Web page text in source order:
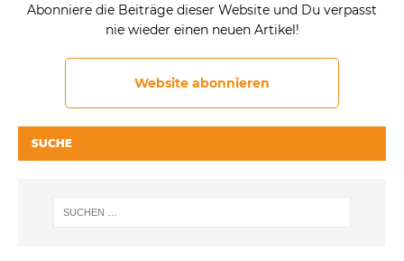
Abonniere die Beiträge dieser Website und Du verpasst
nie wieder einen neuen Artikel!
Website abonnieren
SUCHE